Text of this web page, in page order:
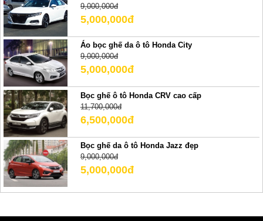
9,000,000đ
5,000,000đ
Áo bọc ghế da ô tô Honda City
9,000,000đ
5,000,000đ
Bọc ghế ô tô Honda CRV cao cấp
11,700,000đ
6,500,000đ
Bọc ghế da ô tô Honda Jazz đẹp
9,000,000đ
5,000,000đ